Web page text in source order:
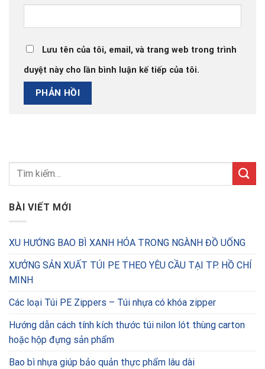
Lưu tên của tôi, email, và trang web trong trình
duyệt này cho lần bình luận kế tiếp của tôi.
BÀI VIẾT MỚI
XU HƯỚNG BAO BÌ XANH HÓA TRONG NGÀNH ĐỒ UỐNG
XƯỞNG SẢN XUẤT TÚI PE THEO YÊU CẦU TẠI TP. HỒ CHÍ
MINH
Các loại Túi PE Zippers – Túi nhựa có khóa zipper
Hướng dẫn cách tính kích thước túi nilon lót thùng carton
hoặc hộp đựng sản phẩm
Bao bì nhựa giúp bảo quản thực phẩm lâu dài